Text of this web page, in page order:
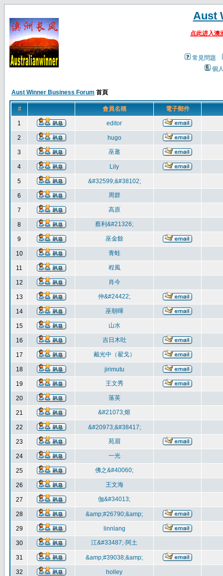
Aust
点此进入澳
常見問題
個
Aust Winner Business Forum 首頁
# 會員名稱 電子郵件
1 editor
2 hugo
3 巫逖
4 Lily
5 &#32599;&#38102;
6 周群
7 高原
8 蔡利&#21326;
9 巫金餘
10 青蛙
11 程風
12 肖今
13 仲&#24422;
14 巫朝暉
15 山水
16 吉日木吐
17 戴光中（翟戈）
18 jirimutu
19 王文秀
20 落英
21 &#21073;熔
22 &#20973;&#38417;
23 苑眉
24 一光
25 佛之&#40060;
26 王文海
27 伽&#34013;
28 &amp;#26790;&amp;
29 linnlang
30 江&#33487;·阿土
31 &amp;#39038;&amp;
32 holley